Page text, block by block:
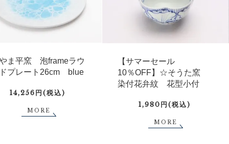
ま平窯 泡frameラウ
プレート26cm blue
14,256円(税込)
MORE
【サマーセール
10％OFF】☆そうた窯
染付花弁紋 花型小付
1,980円(税込)
MORE